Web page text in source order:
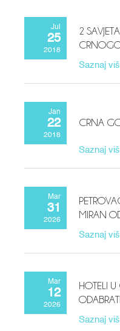
Jul
25
2018
2
Saznaj
Jan
22
2018
CRNA
Saznaj
Mar
31
2026
MIRAN
Saznaj
Mar
12
2026
HOTELI
Saznaj